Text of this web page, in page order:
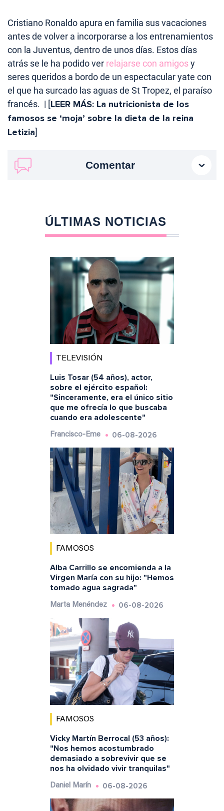
Cristiano Ronaldo apura en familia sus vacaciones
antes de volver a incorporarse a los entrenamientos
con la Juventus, dentro de unos días. Estos días
atrás se le ha podido ver relajarse con amigosy
seres queridos a bordo de un espectacular yate con
el que ha surcado las aguas de St Tropez, el paraíso
francés. | [LEER MÁS: La nutricionista de los
famosos se ‘moja’ sobre la dieta de la reina
Letizia]
Comentar
ÚLTIMAS NOTICIAS
TELEVISIÓN
Luis Tosar (54 años), actor,
sobre el ejército español:
"Sinceramente, era el único sitio
que me ofrecía lo que buscaba
cuando era adolescente"
Francisco-Eme 06-08-2026
FAMOSOS
Alba Carrillo se encomienda a la
Virgen María con su hijo: "Hemos
tomado agua sagrada"
Marta Menéndez 06-08-2026
FAMOSOS
Vicky Martín Berrocal (53 años):
"Nos hemos acostumbrado
demasiado a sobrevivir que se
nos ha olvidado vivir tranquilas"
Daniel Marín 06-08-2026